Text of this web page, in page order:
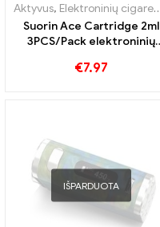
Aktyvus, Elektroninių cigarečių priedai
Suorin Ace Cartridge 2ml
3PCS/Pack elektroninių
prekyba丨Custom
€7.97
IŠPARDUOTA